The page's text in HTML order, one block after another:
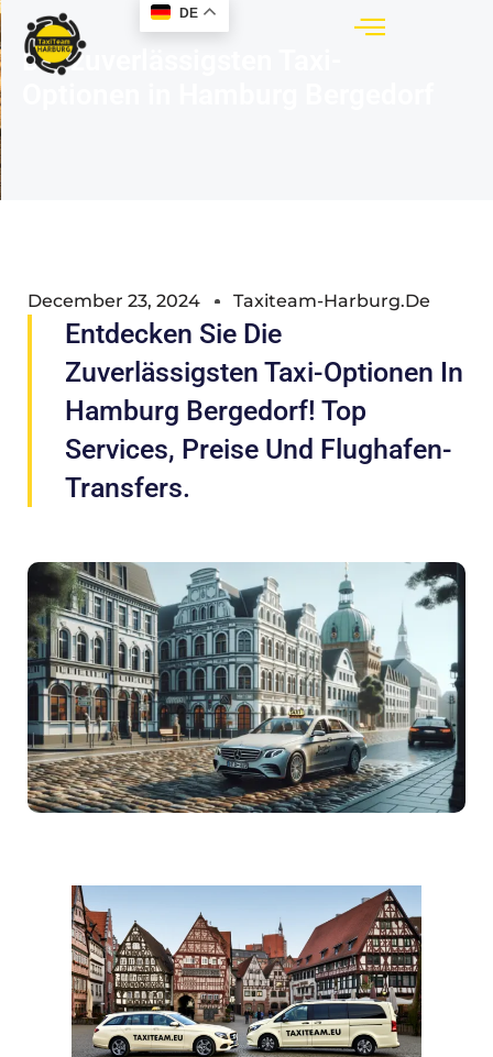
DE
Die zuverlässigsten Taxi-
December 23, 2024 Taxiteam-Harburg.de
Entdecken Sie Die
Zuverlässigsten Taxi-Optionen In
Hamburg Bergedorf! Top
Services, Preise Und Flughafen-
Transfers.